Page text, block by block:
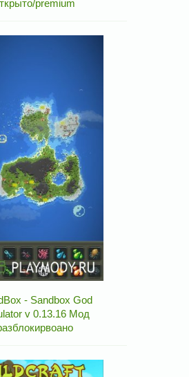
premium
- Sandbox God
v 0.13.16 Мод